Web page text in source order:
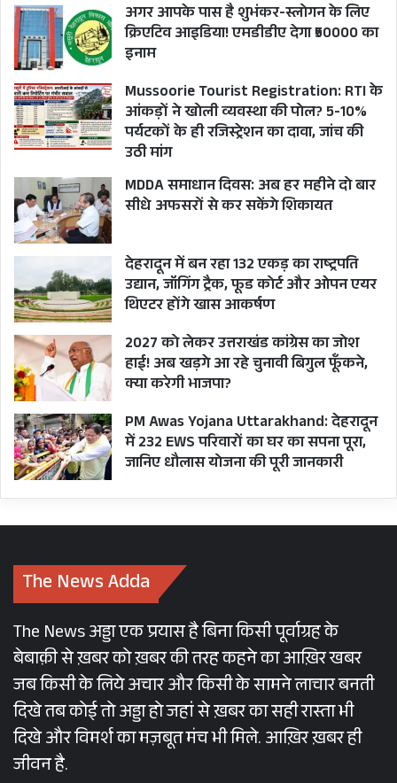
अगर आपके पास है शुभंकर-स्लोगन के लिए
क्रिएटिव आइडिया! एमडीडीए देगा ₹50000 का
इनाम
Mussoorie Tourist Registration: RTI के
आंकड़ों ने खोली व्यवस्था की पोल? 5-10%
पर्यटकों के ही रजिस्ट्रेशन का दावा, जांच की
उठी मांग
MDDA समाधान दिवस: अब हर महीने दो बार
सीधे अफसरों से कर सकेंगे शिकायत
देहरादून में बन रहा 132 एकड़ का राष्ट्रपति
उद्यान, जॉगिंग ट्रैक, फूड कोर्ट और ओपन एयर
थिएटर होंगे खास आकर्षण
2027 को लेकर उत्तराखंड कांग्रेस का जोश
हाई! अब खड़गे आ रहे चुनावी बिगुल फूँकने,
क्या करेगी भाजपा?
PM Awas Yojana Uttarakhand: देहरादून
में 232 EWS परिवारों का घर का सपना पूरा,
जानिए धौलास योजना की पूरी जानकारी
The News Adda
The News अड्डा एक प्रयास है बिना किसी पूर्वाग्रह के
बेबाक़ी से ख़बर को ख़बर की तरह कहने का आख़िर खबर
जब किसी के लिये अचार और किसी के सामने लाचार बनती
दिखे तब कोई तो अड्डा हो जहां से ख़बर का सही रास्ता भी
दिखे और विमर्श का मज़बूत मंच भी मिले. आख़िर ख़बर ही
जीवन है.